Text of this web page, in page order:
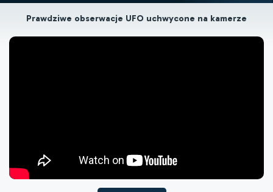
Prawdziwe obserwacje UFO uchwycone na kamerze